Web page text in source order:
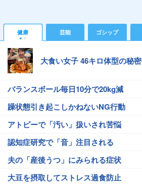
健康 芸能 ゴシップ
大食い女子 46キロ体型の秘密
バランスボール毎日10分で20kg減
躁状態引き起こしかねないNG行動
アトピーで「汚い」扱いされ苦悩
認知症研究で「音」注目される
夫の「産後うつ」にみられる症状
大豆を摂取してストレス過食防止